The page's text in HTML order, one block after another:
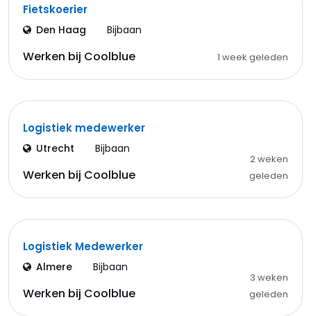
Fietskoerier
Den Haag Bijbaan
Werken bij Coolblue 1 week geleden
Logistiek medewerker
Utrecht Bijbaan
Werken bij Coolblue
2 weken
geleden
Logistiek Medewerker
Almere Bijbaan
Werken bij Coolblue
3 weken
geleden